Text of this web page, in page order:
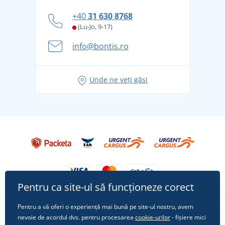
și în siguranță
Aventura de vară începe cu bagajul - pregătiți-vă
Tricoul preferat City în rol principal: ținute pentru
+4031 630 8768
(Lu-Jo, 9-17)
info@bontis.ro
Unde ne veți găsi
Urmărește-ne pe rețelele sociale
Pentru ca site-ul să funcționeze corect
Pentru a vă oferi o experiență mai bună pe site-ul nostru, avem
nevoie de acordul dvs. pentru procesarea cookie-urilor- fișiere mici